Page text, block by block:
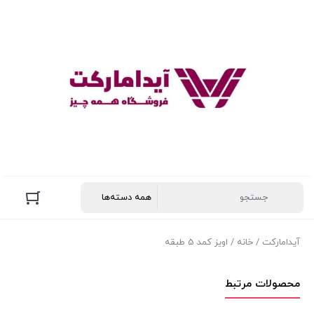
آیدامارکت / خانه / اویز کمد 5 طبقه
محصولات مرتبط